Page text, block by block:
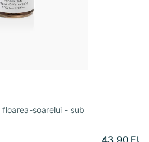
soarelui - sub
43,90 EUR